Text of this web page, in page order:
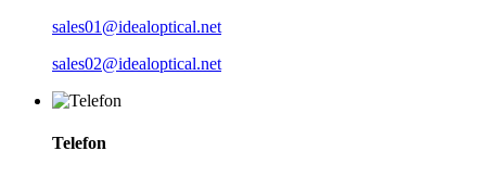
sales01@idealoptical.net
sales02@idealoptical.net
Telefon